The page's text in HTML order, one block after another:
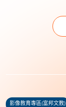
影像教育專區(富邦文教)